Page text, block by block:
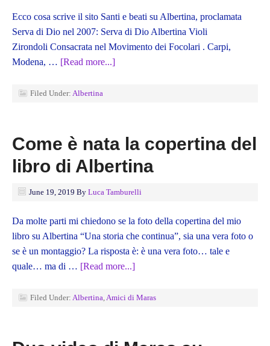
Ecco cosa scrive il sito Santi e beati su Albertina, proclamata
Serva di Dio nel 2007: Serva di Dio Albertina Violi
Zirondoli Consacrata nel Movimento dei Focolari . Carpi,
Modena, … [Read more...]
Filed Under: Albertina
Come è nata la copertina del
libro di Albertina
June 19, 2019 By Luca Tamburelli
Da molte parti mi chiedono se la foto della copertina del mio
libro su Albertina “Una storia che continua”, sia una vera foto o
se è un montaggio? La risposta è: è una vera foto… tale e
quale… ma di … [Read more...]
Filed Under: Albertina,Amici di Maras